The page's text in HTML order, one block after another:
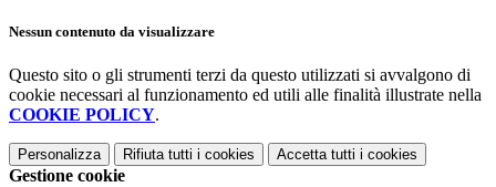
Nessun contenuto da visualizzare
Questo sito o gli strumenti terzi da questo utilizzati si avvalgono di
cookie necessari al funzionamento ed utili alle finalità illustrate nella
COOKIE POLICY.
Personalizza Rifiuta tutti i cookies Accetta tutti i cookies
Gestione cookie